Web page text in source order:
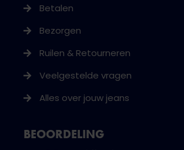
Betalen
Bezorgen
Ruilen & Retourneren
Veelgestelde vragen
Alles over jouw jeans
BEOORDELING